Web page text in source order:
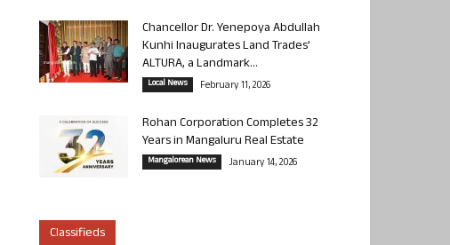
Chancellor Dr. Yenepoya Abdullah
Kunhi Inaugurates Land Trades’
ALTURA, a Landmark...
Local News February 11, 2026
Rohan Corporation Completes 32
Years in Mangaluru Real Estate
Mangalorean News January 14, 2026
Classifieds